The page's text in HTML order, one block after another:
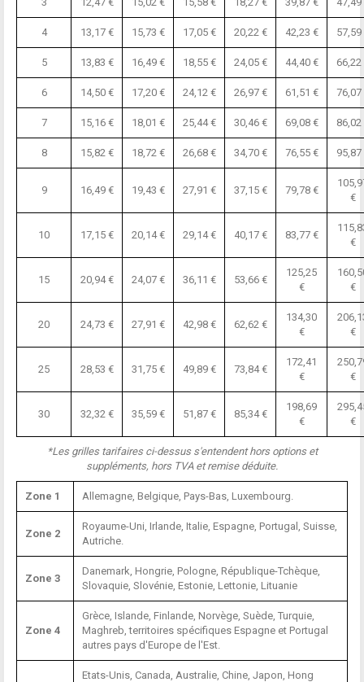
4 13,17 € 15,73 € 17,05 € 20,22 € 42,23 € 57,59
5 13,83 € 16,49 € 18,55 € 24,05 € 44,40 € 66,22
6 14,50 € 17,20 € 24,12 € 26,97 € 61,51 € 76,07
7 15,16 € 18,01 € 25,44 € 30,46 € 69,08 € 86,02
8 15,82 € 18,72 € 26,68 € 34,70 € 76,55 € 95,87
9 16,49 € 19,43 € 27,91 € 37,15 € 79,78 €
€
10 17,15 € 20,14 € 29,14 € 40,17 € 83,77 €
€
15 20,94 € 24,07 € 36,11 € 53,66 €
125,25
€
€
20 24,73 € 27,91 € 42,98 € 62,62 €
134,30
€
€
25 28,53 € 31,75 € 49,89 € 73,84 €
172,41
€
€
30 32,32 € 35,59 € 51,87 € 85,34 €
198,69
€
€
*Les grilles tarifaires ci-dessus s'entendent hors options et
suppléments, hors TVA et remise déduite.
Zone 1 Allemagne, Belgique, Pays-Bas, Luxembourg.
Zone 2
Royaume-Uni, Irlande, Italie, Espagne, Portugal, Suisse,
Autriche.
Zone 3
Danemark, Hongrie, Pologne, République-Tchèque,
Slovaquie, Slovénie, Estonie, Lettonie, Lituanie
Zone 4
Grèce, Islande, Finlande, Norvège, Suède, Turquie,
Maghreb, territoires spécifiques Espagne et Portugal
autres pays d'Europe de l'Est.
Etats-Unis, Canada, Australie, Chine, Japon, Hong